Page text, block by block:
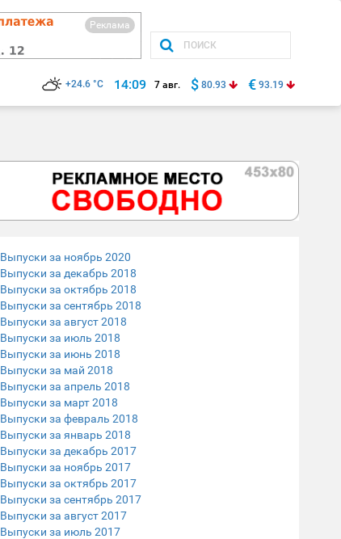
Реклама
+24.6 °C 14:09 7 авг. $ 80.93 € 93.19
Выпуски за ноябрь 2020
Выпуски за декабрь 2018
Выпуски за октябрь 2018
Выпуски за сентябрь 2018
Выпуски за август 2018
Выпуски за июль 2018
Выпуски за июнь 2018
Выпуски за май 2018
Выпуски за апрель 2018
Выпуски за март 2018
Выпуски за февраль 2018
Выпуски за январь 2018
Выпуски за декабрь 2017
Выпуски за ноябрь 2017
Выпуски за октябрь 2017
Выпуски за сентябрь 2017
Выпуски за август 2017
Выпуски за июль 2017